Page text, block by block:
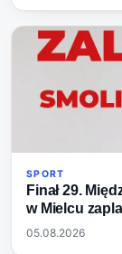
SPORT
Finał 29.
w Mielcu
05.08.2026